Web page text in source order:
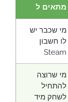
מתאים ל
מי שכבר יש
לו חשבון
Steam
מי שרוצה
להתחיל
לשחק מיד